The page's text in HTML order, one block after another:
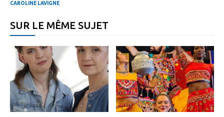
CAROLINE LAVIGNE
SUR LE MÊME SUJET